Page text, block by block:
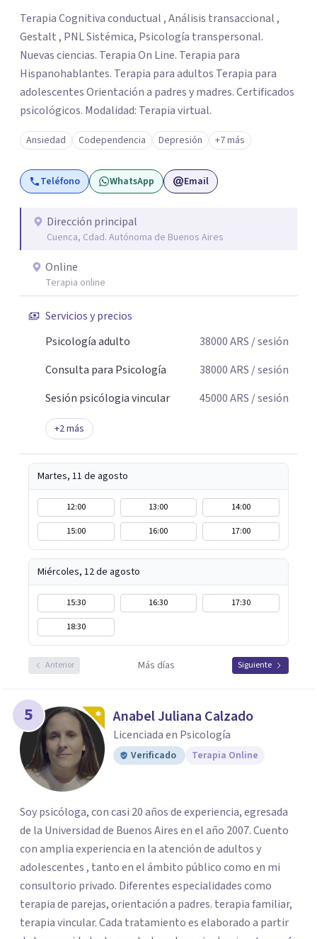
Terapia Cognitiva conductual , Análisis transaccional ,
Gestalt , PNL Sistémica, Psicología transpersonal.
Nuevas ciencias. Terapia On Line. Terapia para
Hispanohablantes. Terapia para adultos Terapia para
adolescentes Orientación a padres y madres. Certificados
psicológicos. Modalidad: Terapia virtual.
Ansiedad Codependencia Depresión +7 más
Teléfono WhatsApp Email
Dirección principal
Cuenca, Cdad. Autónoma de Buenos Aires
Online
Terapia online
Servicios y precios
Psicología adulto
38000ARS / sesión
Consulta para Psicología
38000ARS / sesión
Sesión psicólogia vincular
45000ARS / sesión
+2más
Martes, 11 de agosto
12:00 13:00
14:00
15:00
16:00 17:00
Miércoles, 12 de agosto
15:30 16:30
17:30
18:30
Anterior Más días Siguiente
5 Anabel Juliana Calzado
Licenciada en Psicología
Verificado Terapia Online
Soy psicóloga, con casi 20 años de experiencia, egresada
de la Universidad de Buenos Aires en el año 2007. Cuento
con amplia experiencia en la atención de adultos y
adolescentes , tanto en el ámbito público como en mi
consultorio privado. Diferentes especialidades como
terapia de parejas, orientación a padres. terapia familiar,
terapia vincular. Cada tratamiento es elaborado a partir